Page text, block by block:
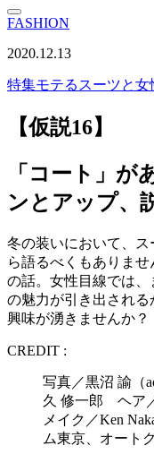
FASHION
2020.12.13
特集モテるスーツと女
【仮説16】
「コート」が
ンとアップ、
冬の装いにおいて、
ら語るべくもありま
の話。女性目線では
の魅力が引き出され
興味が湧きませんか？
CREDIT :
写真／黒沼 諭（
久 修一郎 ヘア／
メイク／Ken
ム東京、オート